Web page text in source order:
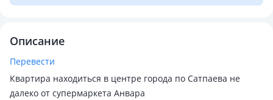
Описание
Перевести
Квартира находиться в центре города по Сатпаева не
далеко от супермаркета Анвара